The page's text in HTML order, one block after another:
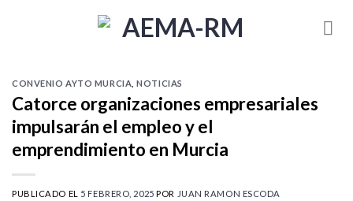
CONVENIO AYTO MURCIA ,NOTICIAS
Catorce organizaciones empresariales
impulsarán el empleo y el
emprendimiento en Murcia
PUBLICADO EL 5 FEBRERO, 2025 POR JUAN RAMON ESCODA